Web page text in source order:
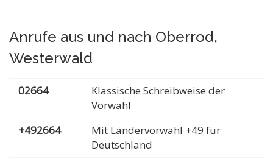
Anrufe aus und nach Oberrod,
Westerwald
02664
Klassische Schreibweise der
Vorwahl
+492664
Mit Ländervorwahl +49 für
Deutschland